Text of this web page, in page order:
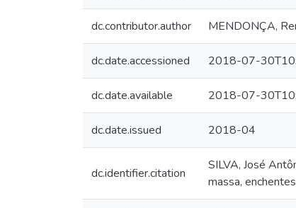
dc.contributor.author MENDONÇA,
dc.date.accessioned 2018-07-
dc.date.available 2018-07-
dc.date.issued 2018-04
dc.identifier.citation
SILVA, José
massa,